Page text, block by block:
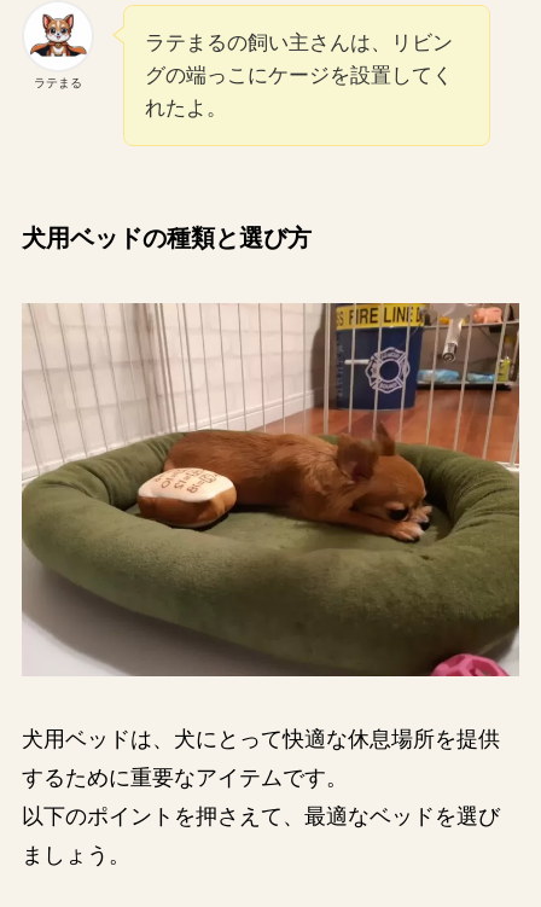
ラテまる
ラテまるの飼い主さんは、リビン
グの端っこにケージを設置してく
れたよ。
犬用ベッドの種類と選び方
犬用ベッドは、犬にとって快適な休息場所を提供
するために重要なアイテムです。
以下のポイントを押さえて、最適なベッドを選び
ましょう。